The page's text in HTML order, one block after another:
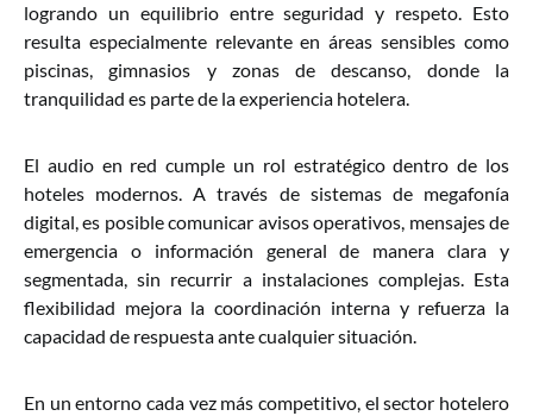
logrando un equilibrio entre seguridad y respeto. Esto
resulta especialmente relevante en áreas sensibles como
piscinas, gimnasios y zonas de descanso, donde la
tranquilidad es parte de la experiencia hotelera.
El audio en red cumple un rol estratégico dentro de los
hoteles modernos. A través de sistemas de megafonía
digital, es posible comunicar avisos operativos, mensajes de
emergencia o información general de manera clara y
segmentada, sin recurrir a instalaciones complejas. Esta
flexibilidad mejora la coordinación interna y refuerza la
capacidad de respuesta ante cualquier situación.
En un entorno cada vez más competitivo, el sector hotelero